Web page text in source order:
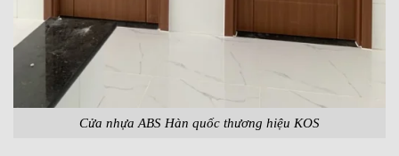
Cửa nhựa ABS Hàn quốc thương hiệu KOS